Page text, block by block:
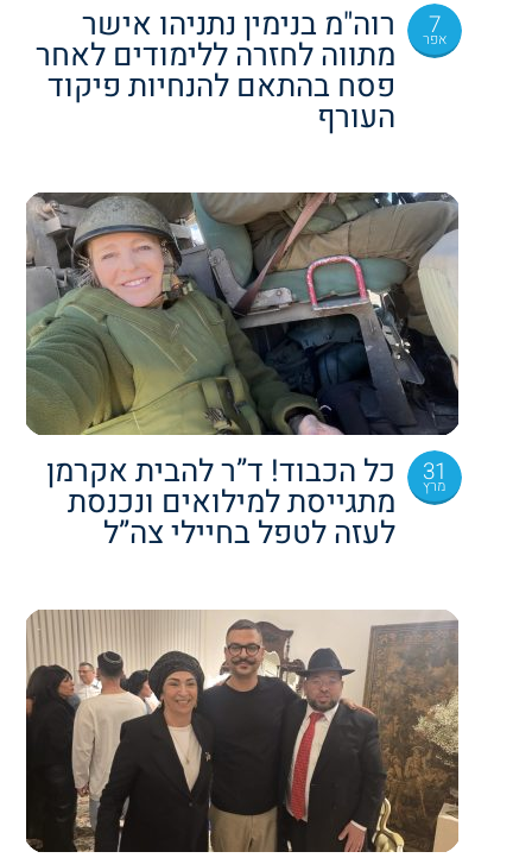
7
אפר רוה"מ בנימין נתניהו אישר
מתווה לחזרה ללימודים לאחר
פסח בהתאם להנחיות פיקוד
העורף
31
מרץ כל הכבוד! ד”ר להבית אקרמן
מתגייסת למילואים ונכנסת
לעזה לטפל בחיילי צה”ל